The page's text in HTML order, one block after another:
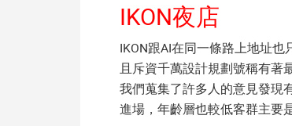
IKON夜店
IKON跟AI在同一條路上地址
且斥資千萬設計規劃號稱有著
我們蒐集了許多人的意見發現
進場，年齡層也較低客群主要